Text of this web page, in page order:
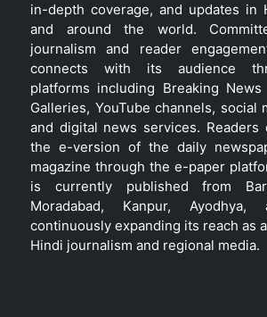
in-depth coverage, and updates in
and around the world.
journalism and reader
connects with its audience
platforms including Breaking
Galleries, YouTube channels, social
and digital news services. Readers
the e-version of the daily
magazine through the e-paper
is currently published from
Moradabad, Kanpur, Ayodhya,
continuously expanding its reach as
Hindi journalism and regional media.